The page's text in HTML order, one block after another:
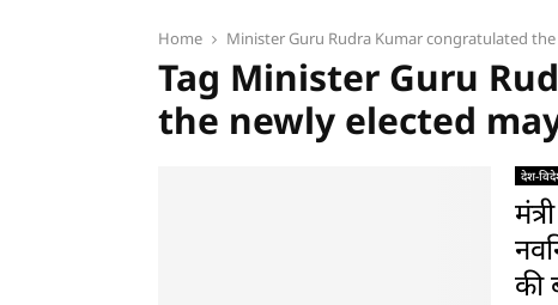
Home Minister Guru Rudra Kumar congratulated
Tag Minister Guru
the newly elected
देश-
की